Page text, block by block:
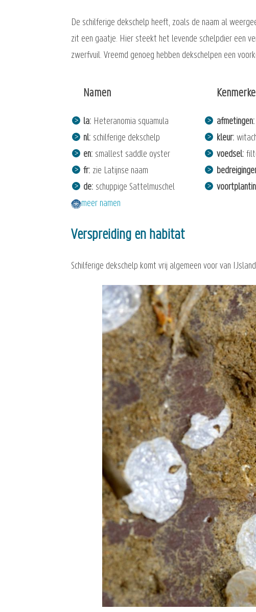
De schilferige dekschelp heeft, zoals de naam al
zit een gaatje. Hier steekt het levende schelpdier een
zwerfvuil. Vreemd genoeg hebben dekschelpen een
Namen
la Heteranomia squamula
nl schilferige dekschelp
en smallest saddle oyster
fr zie Latijnse naam
de schuppige Sattelmuschel
meer namen
afmetingen
kleur
voedsel
Verspreiding en habitat
Schilferige dekschelp komt vrij algemeen voor van